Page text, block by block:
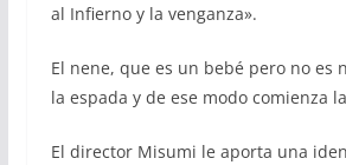
al Infierno y la venganza».
El nene, que es un bebé pero no es
la espada y de ese modo comienza
El director Misumi le aporta una